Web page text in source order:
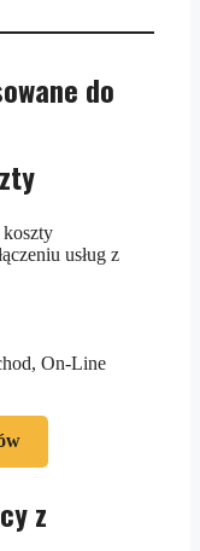
do
koszty
usług z
z